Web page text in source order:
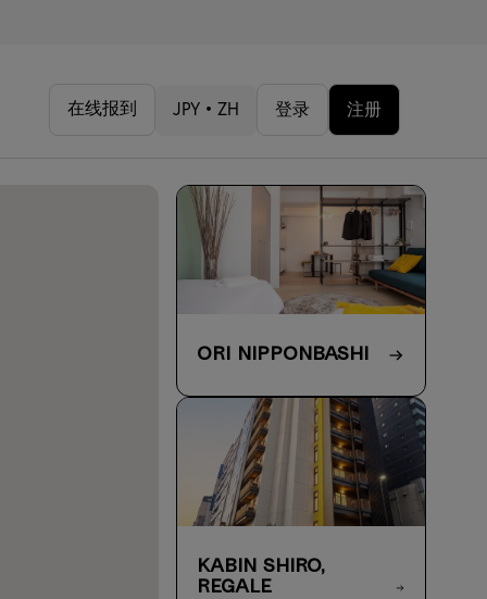
在线报到 JPY • ZH 登录 注册
ORI Nipponbashi
KABIN Shiro,
Regale